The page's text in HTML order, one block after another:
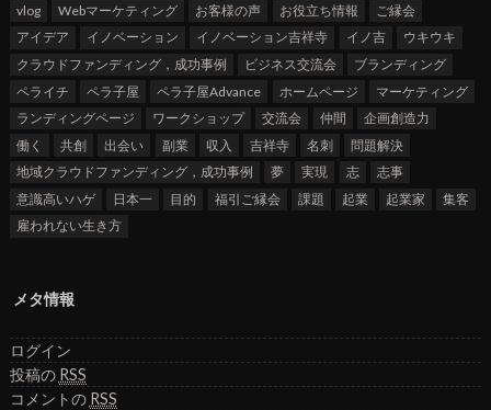
vlog Webマーケティング お客様の声 お役立ち情報
ご縁会
アイデア
イノベーション イノベーション吉祥寺 イノ吉
ウキウキ
クラウドファンディング，成功事例
ビジネス交流会
ブランディング
ペライチ
ペラ子屋 ペラ子屋Advance ホームページ
マーケティング
ランディングページ
ワークショップ 交流会 仲間
企画創造力
働く
共創 出会い 副業 収入 吉祥寺 名刺
問題解決
地域クラウドファンディング，成功事例
夢 実現 志
志事
意識高いハゲ
日本一 目的 福引ご縁会 課題 起業 起業家
集客
雇われない生き方
メタ情報
ログイン
投稿の RSS
コメントの RSS